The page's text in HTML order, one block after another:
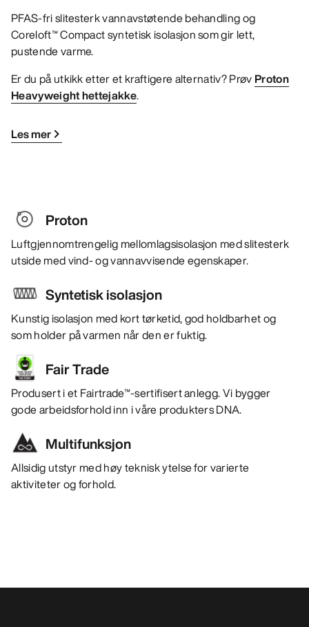
PFAS-fri slitesterk vannavstøtende behandling og
Coreloft™ Compact syntetisk isolasjon som gir lett,
pustende varme.
Er du på utkikk etter et kraftigere alternativ? Prøv Proton
Heavyweight hettejakke.
Les mer
Proton
Luftgjennomtrengelig mellomlagsisolasjon med slitesterk
utside med vind- og vannavvisende egenskaper.
Syntetisk isolasjon
Kunstig isolasjon med kort tørketid, god holdbarhet og
som holder på varmen når den er fuktig.
Fair Trade
Produsert i et Fairtrade™-sertifisert anlegg. Vi bygger
gode arbeidsforhold inn i våre produkters DNA.
Multifunksjon
Allsidig utstyr med høy teknisk ytelse for varierte
aktiviteter og forhold.